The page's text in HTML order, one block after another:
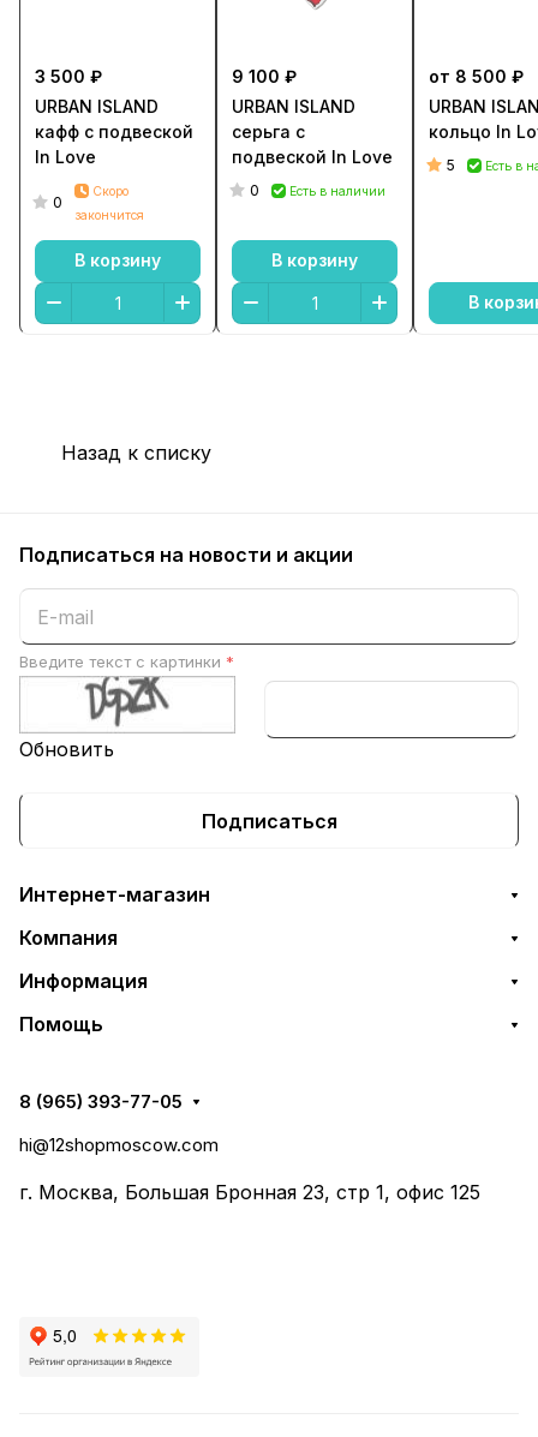
3 500 ₽
URBAN ISLAND
кафф c подвеской
In Love
0
Скоро
закончится
В корзину
9 100 ₽
URBAN ISLAND
cерьга с
подвеской In Love
0 Есть в наличии
В корзину
от 8 500 ₽
URBAN
кольцо In
5 Есть в
В
Назад к списку
Подписаться на новости и акции
Введите текст с картинки *
Обновить
Подписаться
Интернет-магазин
Компания
Информация
Помощь
8 (965) 393-77-05
hi@12shopmoscow.com
г. Москва, Большая Бронная 23, стр 1, офис 125